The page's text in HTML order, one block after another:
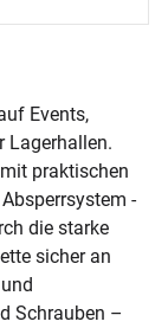
Events,
Lagerhallen.
praktischen
-
die starke
sicher an
Schrauben –